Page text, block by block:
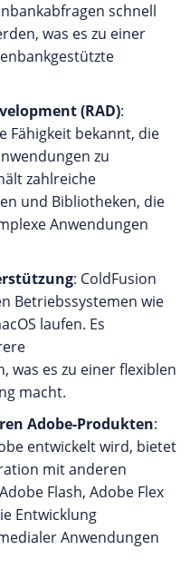
schnell
was es zu einer
(RAD):
Fähigkeit bekannt, die
zu
zahlreiche
und Bibliotheken, die
Anwendungen
: ColdFusion
Betriebssystemen wie
laufen. Es
was es zu einer flexiblen
macht.
Adobe-Produkten:
entwickelt wird, bietet
mit anderen
Flash, Adobe Flex
Entwicklung
Anwendungen